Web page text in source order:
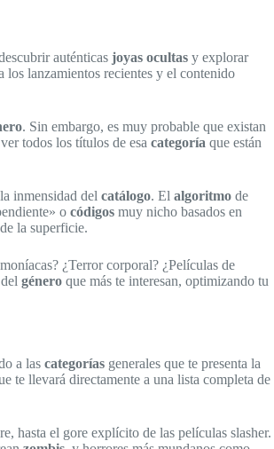
auténticas joyas ocultas y explorar
los lanzamientos recientes y el contenido
. Sin embargo, es muy probable que existan
todos los títulos de esa categoría que están
inmensidad del catálogo. El algoritmo de
o códigos muy nicho basados en
la superficie.
¿Terror corporal? ¿Películas de
género que más te interesan, optimizando tu
a las categorías generales que te presenta la
te llevará directamente a una lista completa de
hasta el gore explícito de las películas slasher.